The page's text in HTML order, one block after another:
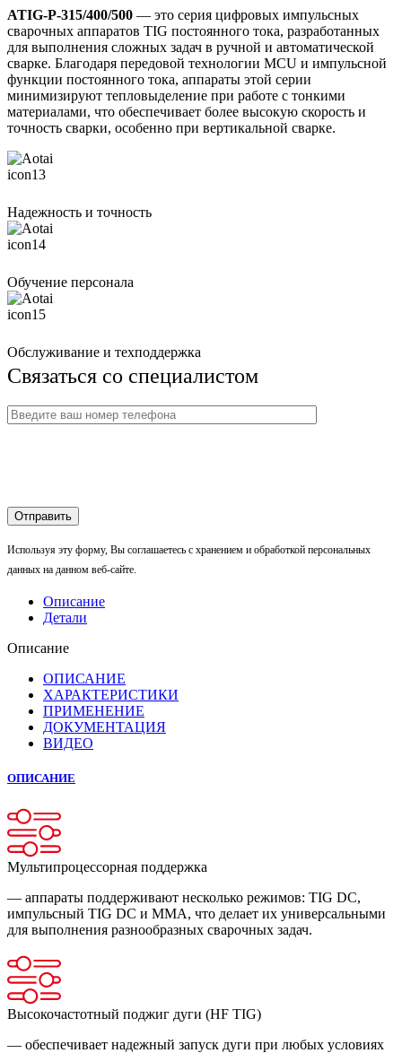
ATIG-P-315/400/500 — это серия цифровых импульсных
сварочных аппаратов TIG постоянного тока, разработанных
для выполнения сложных задач в ручной и автоматической
сварке. Благодаря передовой технологии MCU и импульсной
функции постоянного тока, аппараты этой серии
минимизируют тепловыделение при работе с тонкими
материалами, что обеспечивает более высокую скорость и
точность сварки, особенно при вертикальной сварке.
Надежность и точность
Обучение персонала
Обслуживание и техподдержка
Связаться со специалистом
Используя эту форму, Вы соглашаетесь с хранением и обработкой персональных
данных на данном веб-сайте.
Описание
Детали
Описание
ОПИСАНИЕ
ХАРАКТЕРИСТИКИ
ПРИМЕНЕНИЕ
ДОКУМЕНТАЦИЯ
ВИДЕО
ОПИСАНИЕ
Мультипроцессорная поддержка
— аппараты поддерживают несколько режимов: TIG DC,
импульсный TIG DC и MMA, что делает их универсальными
для выполнения разнообразных сварочных задач.
Высокочастотный поджиг дуги (HF TIG)
— обеспечивает надежный запуск дуги при любых условиях